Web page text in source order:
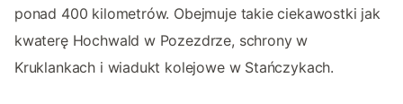
ponad 400 kilometrów. Obejmuje takie ciekawostki jak
kwaterę Hochwald w Pozezdrze, schrony w
Kruklankach i wiadukt kolejowe w Stańczykach.